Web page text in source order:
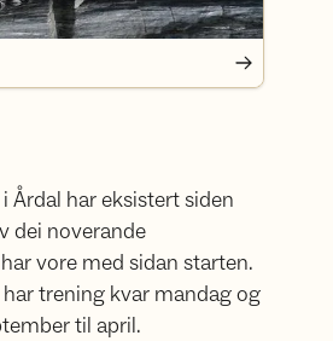
Årdal har eksistert siden
dei noverande
vore med sidan starten.
trening kvar mandag og
til april.